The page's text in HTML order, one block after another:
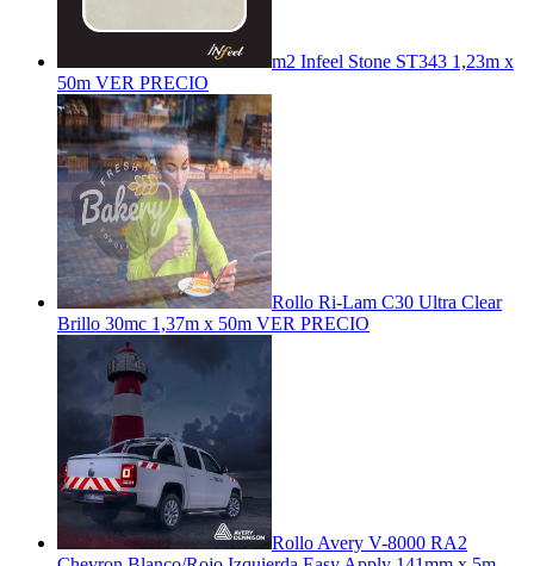
m2 Infeel Stone ST343 1,23m x
50m VER PRECIO
Rollo Ri-Lam C30 Ultra Clear
Brillo 30mc 1,37m x 50m VER PRECIO
Rollo Avery V-8000 RA2